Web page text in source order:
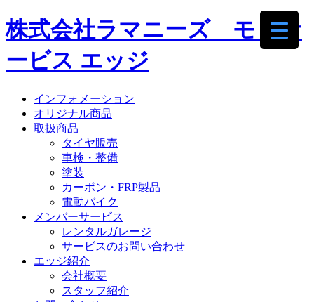
株式会社ラマニーズ モトサ
ービス エッジ
インフォメーション
オリジナル商品
取扱商品
タイヤ販売
車検・整備
塗装
カーボン・FRP製品
電動バイク
メンバーサービス
レンタルガレージ
サービスのお問い合わせ
エッジ紹介
会社概要
スタッフ紹介